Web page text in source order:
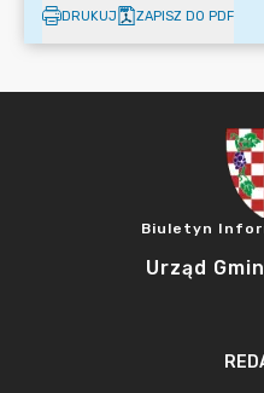
DRUKUJ ZAPISZ DO PDF
Biuletyn
Urząd